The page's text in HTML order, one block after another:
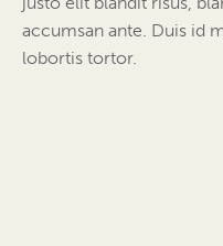
accumsan ante. Duis id
lobortis tortor.